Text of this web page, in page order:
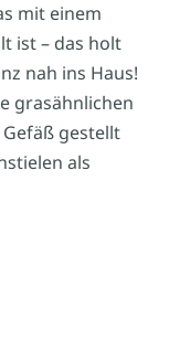
mit einem
ist – das holt
nah ins Haus!
grasähnlichen
gestellt
als